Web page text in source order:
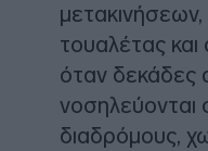
τουαλέτας και
όταν δεκάδες
νοσηλεύονται
διαδρόμους,